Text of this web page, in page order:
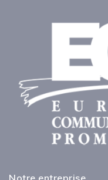
Notre entreprise